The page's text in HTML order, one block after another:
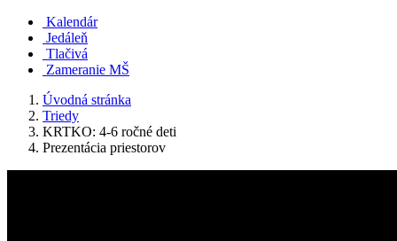
Kalendár
Jedáleň
Tlačivá
Zameranie MŠ
Úvodná stránka
Triedy
KRTKO: 4-6 ročné deti
Prezentácia priestorov